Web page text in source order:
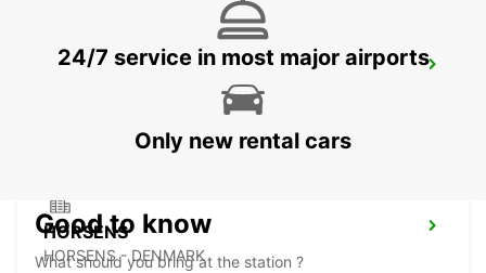
HERNING
HORSENS
HORSENS - DENMARK
24/7 service in most major airports
Only new rental cars
Good to know
What should you bring at the station ?